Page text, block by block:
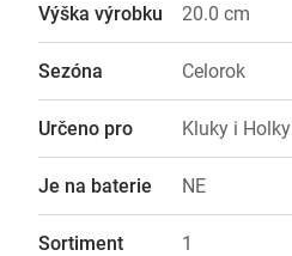
Výška výrobku 20.0 cm
Sezóna Celorok
Určeno pro Kluky i Holky
Je na baterie NE
Sortiment 1